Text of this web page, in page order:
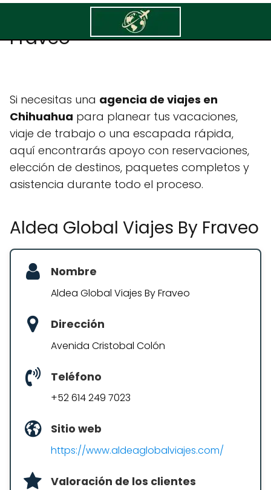
Aldea Global Viajes By
Fraveo
Si necesitas una agencia de viajes en
Chihuahua para planear tus vacaciones,
viaje de trabajo o una escapada rápida,
aquí encontrarás apoyo con reservaciones,
elección de destinos, paquetes completos y
asistencia durante todo el proceso.
Aldea Global Viajes By Fraveo
Nombre
Aldea Global Viajes By Fraveo
Dirección
Avenida Cristobal Colón
Teléfono
+52 614 249 7023
Sitio web
https://www.aldeaglobalviajes.com/
Valoración de los clientes